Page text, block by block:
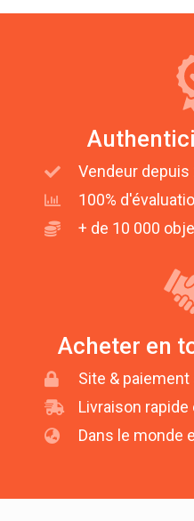
Vendeur depuis
100%
+ de 10 000
Acheter en
Site &
Livraison
Dans le monde